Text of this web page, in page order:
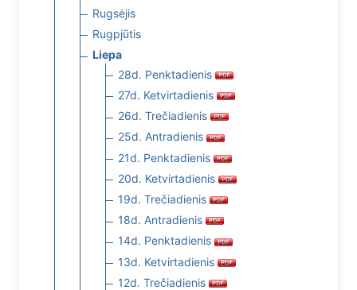
Rugsėjis
Rugpjūtis
Liepa
28d. Penktadienis
27d. Ketvirtadienis
26d. Trečiadienis
25d. Antradienis
21d. Penktadienis
20d. Ketvirtadienis
19d. Trečiadienis
18d. Antradienis
14d. Penktadienis
13d. Ketvirtadienis
12d. Trečiadienis